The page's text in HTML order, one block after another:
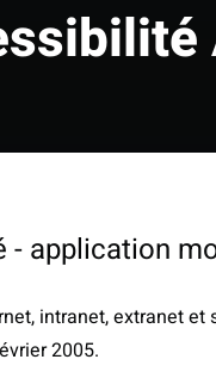
application
intranet, extranet
2005.